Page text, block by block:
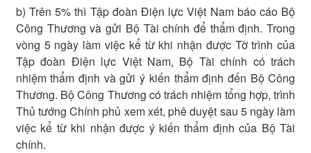
b) Trên 5% thì Tập đoàn Điện lực Việt Nam báo cáo Bộ
Công Thương và gửi Bộ Tài chính để thẩm định. Trong
vòng 5 ngày làm việc kể từ khi nhận được Tờ trình của
Tập đoàn Điện lực Việt Nam, Bộ Tài chính có trách
nhiệm thẩm định và gửi ý kiến thẩm định đến Bộ Công
Thương. Bộ Công Thương có trách nhiệm tổng hợp, trình
Thủ tướng Chính phủ xem xét, phê duyệt sau 5 ngày làm
việc kể từ khi nhận được ý kiến thẩm định của Bộ Tài
chính.